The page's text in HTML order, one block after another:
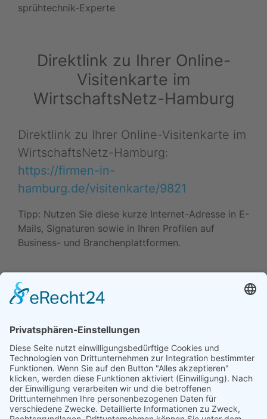
sprühtechnik-Experte
Direktlink zu Ihrer Online-
Visitenkarte im
WirtschaftsNetz-Hamburg
Direktlink zu Ihrer Online-Visitenkarte im
WirtschaftsNetz-Hamburg:
https://firmen-in-
hamburg.de/visitenkarte/9821
Tipp: Nutzen Sie diese kurze Internet-Adresse in E-
Mails, Signaturen sowie in Ihren Profilen auf
Business- und Branchenplattformen.
Daten ändern (Inhaber) •
Drucken • Änderung
vorschlagen
Daten ändern (für Inhaber)•Änderung
vorschlagen•Drucken